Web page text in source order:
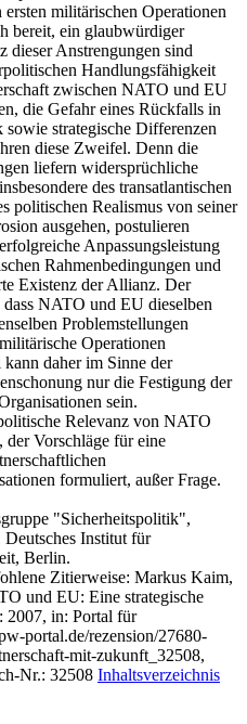
militärischen Operationen
bereit, ein glaubwürdiger
dieser Anstrengungen sind
Handlungsfähigkeit
zwischen NATO und EU
die Gefahr eines Rückfalls in
strategische Differenzen
diese Zweifel. Denn die
liefern widersprüchliche
des transatlantischen
politischen Realismus von seiner
ausgehen, postulieren
Anpassungsleistung
Rahmenbedingungen und
Existenz der Allianz. Der
NATO und EU dieselben
Problemstellungen
Operationen
daher im Sinne der
nur die Festigung der
sein.
Relevanz von NATO
der Vorschläge für eine
formuliert, außer Frage.
"Sicherheitspolitik",
Institut für
Berlin.
Zitierweise: Markus Kaim,
und EU: Eine strategische
2007, in: Portal für
portal.de/rezension/27680-
mit-zukunft_32508,
Nr.: 32508 Inhaltsverzeichnis